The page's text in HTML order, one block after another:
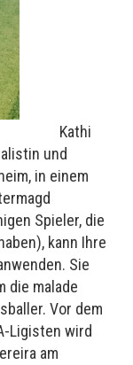
Kathi
und
in einem
Spieler, die
kann Ihre
Sie
die malade
Vor dem
Ligisten wird
am